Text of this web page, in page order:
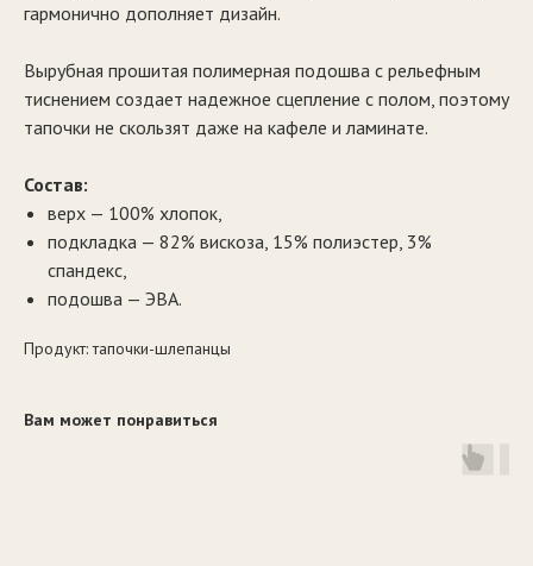
гармонично дополняет дизайн.
Вырубная прошитая полимерная подошва с рельефным
тиснением создает надежное сцепление с полом, поэтому
тапочки не скользят даже на кафеле и ламинате.
Состав:
верх — 100% хлопок,
подкладка — 82% вискоза, 15% полиэстер, 3%
спандекс,
подошва — ЭВА.
Продукт: тапочки-шлепанцы
Вам может понравиться